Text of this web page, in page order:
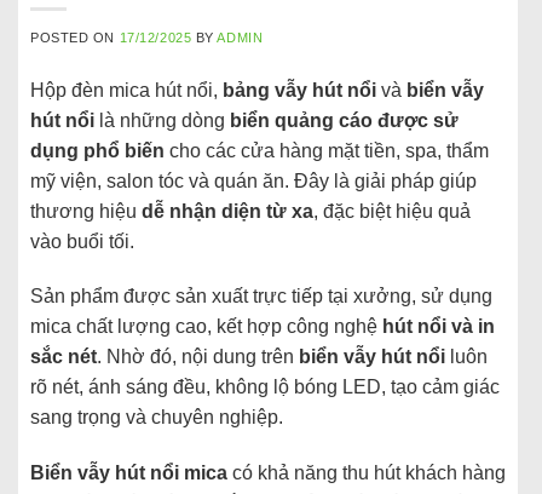
POSTED ON 17/12/2025 BYADMIN
Hộp đèn mica hút nổi, bảng vẫy hút nổi và biển vẫy
hút nổi là những dòng biển quảng cáo được sử
dụng phổ biến cho các cửa hàng mặt tiền, spa, thẩm
mỹ viện, salon tóc và quán ăn. Đây là giải pháp giúp
thương hiệu dễ nhận diện từ xa, đặc biệt hiệu quả
vào buổi tối.
Sản phẩm được sản xuất trực tiếp tại xưởng, sử dụng
mica chất lượng cao, kết hợp công nghệ hút nổi và in
sắc nét. Nhờ đó, nội dung trên biển vẫy hút nổi luôn
rõ nét, ánh sáng đều, không lộ bóng LED, tạo cảm giác
sang trọng và chuyên nghiệp.
Biển vẫy hút nổi mica có khả năng thu hút khách hàng